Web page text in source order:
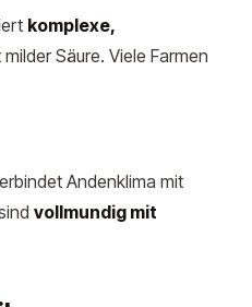
komplexe,
milder Säure. Viele Farmen
Andenklima mit
vollmundig mit